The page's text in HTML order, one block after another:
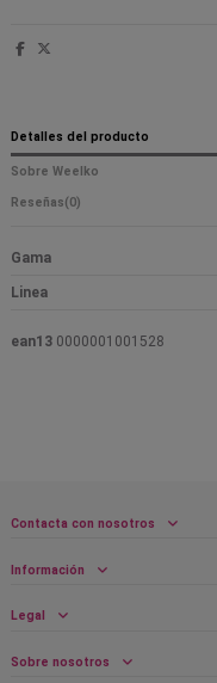
Detalles del producto
Sobre Weelko
Reseñas(0)
Gama
Linea
ean13 0000001001528
Contacta con nosotros
Información
Legal
Sobre nosotros